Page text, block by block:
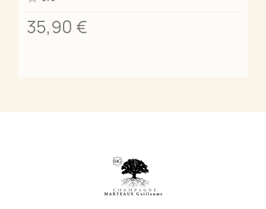
35,90 €